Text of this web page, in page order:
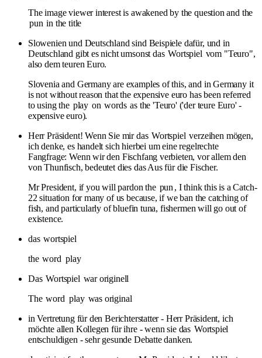
The image viewer interest is awakened by the question and the
pun in the title
Slowenien und Deutschland sind Beispiele dafür, und in
Deutschland gibt es nicht umsonst das Wortspiel vom "Teuro",
also dem teuren Euro.
Slovenia and Germany are examples of this, and in Germany it
is not without reason that the expensive euro has been referred
to using the play on words as the 'Teuro' ('der teure Euro' -
expensive euro).
Herr Präsident! Wenn Sie mir das Wortspiel verzeihen mögen,
ich denke, es handelt sich hierbei um eine regelrechte
Fangfrage: Wenn wir den Fischfang verbieten, vor allem den
von Thunfisch, bedeutet dies das Aus für die Fischer.
Mr President, if you will pardon the pun , I think this is a Catch-
22 situation for many of us because, if we ban the catching of
fish, and particularly of bluefin tuna, fishermen will go out of
existence.
das wortspiel
the word play
Das Wortspiel war originell
The word play was original
in Vertretung für den Berichterstatter - Herr Präsident, ich
möchte allen Kollegen für ihre - wenn sie das Wortspiel
entschuldigen - sehr gesunde Debatte danken.